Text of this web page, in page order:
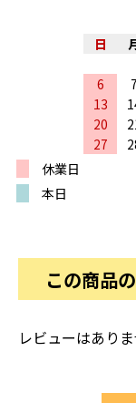
日
6
7
13
20
27
休業日
本日
この商品
レビューはありま